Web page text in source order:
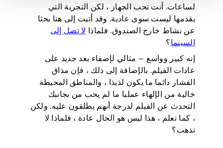
لساعات. أنت تحب الجهاز ، لكن التجربة التي
يقدمها ليست سوى عادية. وقد أتيت إلى هنا بحثا
عن نشاط خارج الصندوق. فلماذا لا تصل إلى
السينما؟
إنه كبير وواسع – مثالي لإضفاء بعد جديد على
عادات الفيلم. بالإضافة إلى ذلك ، فإن مذاق
الفشار دائما ما يكون لذيذا ، والمناطق المحيطة
خالية من الإلهاء عمليا ما لم يحب من بجانبك
التحدث عن الفيلم لدرجة أنهم يطلقون عليه. ولكن
، كما تعلم ، هذا ليس هو الحال عادة ، فلماذا لا
تذهب؟